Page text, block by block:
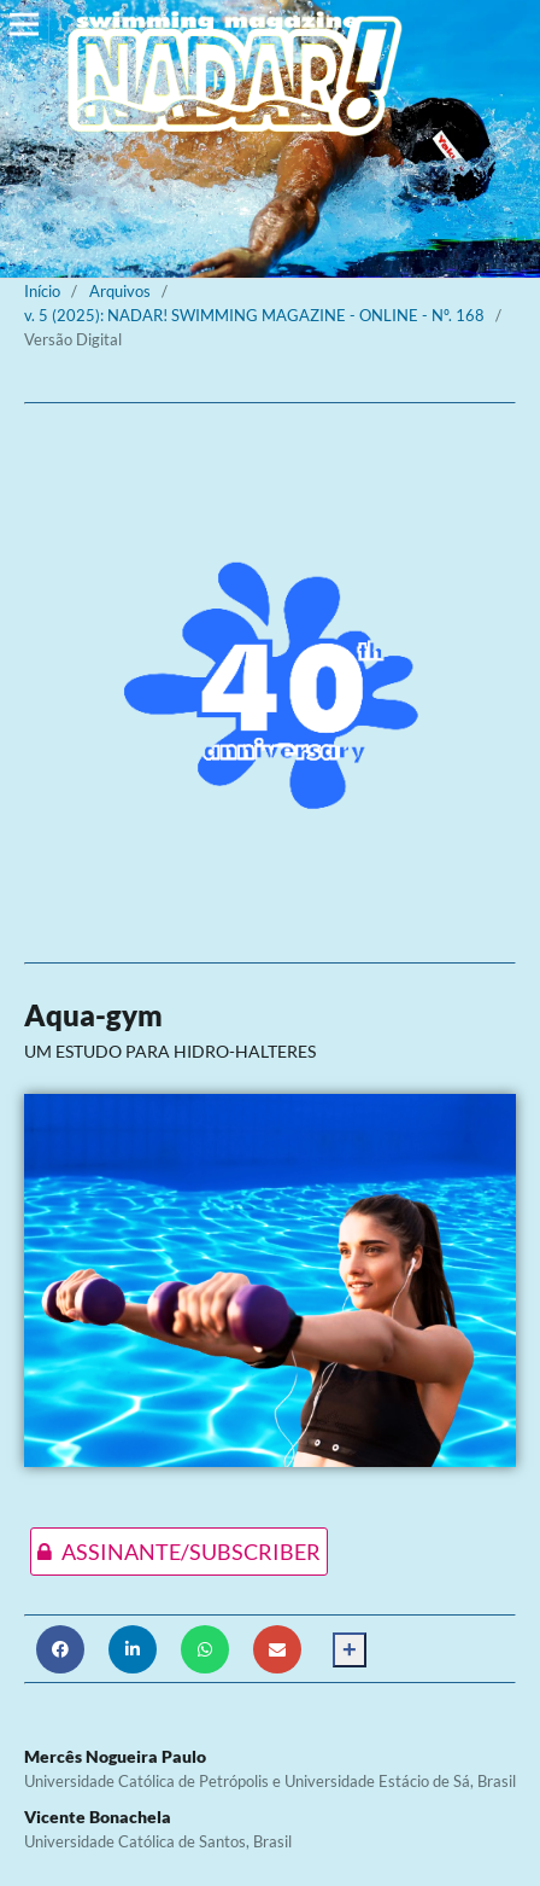
Início / Arquivos
/
v. 5 (2025): NADAR! SWIMMING MAGAZINE - ONLINE - Nº. 168
/
Versão Digital
Aqua-gym
UM ESTUDO PARA HIDRO-HALTERES
ASSINANTE/SUBSCRIBER
+
Mercês Nogueira Paulo
Universidade Católica de Petrópolis e Universidade Estácio de Sá, Brasil
Vicente Bonachela
Universidade Católica de Santos, Brasil